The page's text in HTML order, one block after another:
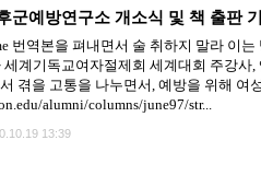
군예방연구소 개소식 및 책 출판
번역본을 펴내면서 술 취하지 말라 이
계기독교여자절제회 세계대회 주강사
겪을 고통을 나누면서, 예방을 위해 여
alumni/columns/june97/str...
13:39